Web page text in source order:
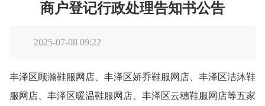
商户登记行政处理告知书公告
2025-07-08 09:22
丰泽区顾瀚鞋服网店、丰泽区娇乔鞋服网店、丰泽区洁沐鞋
服网店、丰泽区暖温鞋服网店、丰泽区云穗鞋服网店等五家